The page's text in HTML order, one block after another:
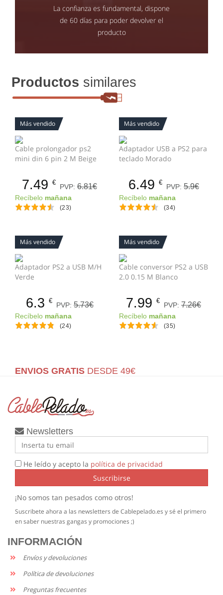
La confianza es fundamental, dispone
de 60 días para poder devolver el
producto
Productos similares
Más vendido
Cable prolongador ps2
mini din 6 pin 2 M Beige
7.49 €
PVP: 6.81€
Recíbelo mañana
(23)
Más vendido
Adaptador USB a PS2 para
teclado Morado
6.49 €
PVP: 5.9€
Recíbelo mañana
(34)
Más vendido
Adaptador PS2 a USB M/H
Verde
6.3 €
PVP: 5.73€
Recíbelo mañana
(24)
Más vendido
Cable conversor PS2 a USB
2.0 0.15 M Blanco
7.99 €
PVP: 7.26€
Recíbelo mañana
(35)
ENVIOS GRATIS DESDE 49€
Newsletters
He leído y acepto la política de privacidad
Suscribirse
¡No somos tan pesados como otros!
Suscribete ahora a las newsletters de Cablepelado.es y sé el primero
en saber nuestras gangas y promociones ;)
INFORMACIÓN
Envíos y devoluciones
Política de devoluciones
Preguntas frecuentes